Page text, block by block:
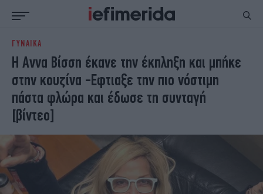
ΕΙΔΗΣΕΙΣ
NON PAPER
ΕΛΛΑΔΑ
ΟΙΚΟΝΟΜΙΑ
ΚΟΣΜΟΣ
ΠΟΛΙΤΙΣΜΟΣ
ΠΑΝΕΛΛΗΝΙΕΣ
ΖΩΗ
ΓΥΝΑΙΚΑ
ENGLISH EDITION
ΠΟΛΗ
STORIES
ΕΚΛΟΓΕΣ
TRAVEL
ΤΕΧΝΟΛΟΓΙΑ
ΥΓΕΙΑ
ΓΥΝΑΙΚΑ
Η Αννα Βίσση έκανε την έκπληξη και μπήκε
στην κουζίνα -Εφτιαξε την πιο νόστιμη
πάστα φλώρα και έδωσε τη συνταγή
[βίντεο]